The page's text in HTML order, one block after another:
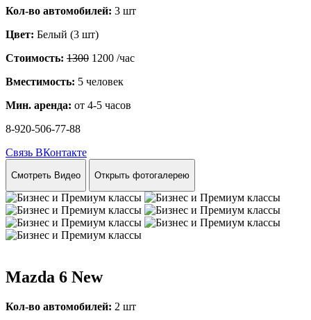
Кол-во автомобилей: 3 шт
Цвет: Белый (3 шт)
Стоимость: 1300 1200 /час
Вместимость: 5 человек
Мин. аренда: от 4-5 часов
8-920-506-77-88
Связь ВКонтакте
Смотреть Видео Открыть фотогалерею
Mazda 6 New
Кол-во автомобилей: 2 шт